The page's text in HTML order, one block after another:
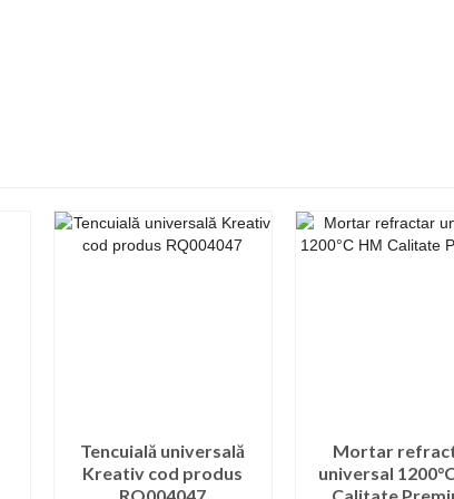
Tencuială universală
Kreativ cod produs
Mortar
universal